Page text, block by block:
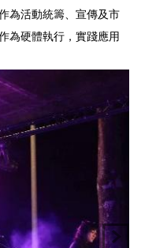
為活動統籌、宣傳及市
為硬體執行，實踐應用